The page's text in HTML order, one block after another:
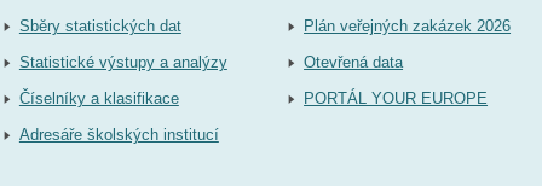
Sběry statistických dat
Statistické výstupy a analýzy
Číselníky a klasifikace
Adresáře školských institucí
Plán veřejných zakázek 2026
Otevřená data
PORTÁL YOUR EUROPE